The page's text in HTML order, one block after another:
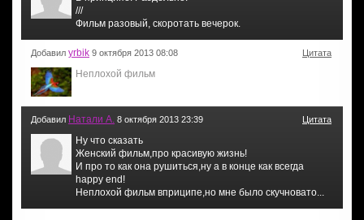
///
Фильм разовый, скоротать вечерок.
Добавил yrbik 9 октября 2013 08:08 Цитата
Неплохой фильм
Добавил Натали А. 8 октября 2013 23:39 Цитата
Ну что сказать
Женский фильм,про красивую жизнь!
И про то как она рушиться,ну а в конце как всегда
happy end!
Неплохой фильм вприципе,но мне было скучновато...